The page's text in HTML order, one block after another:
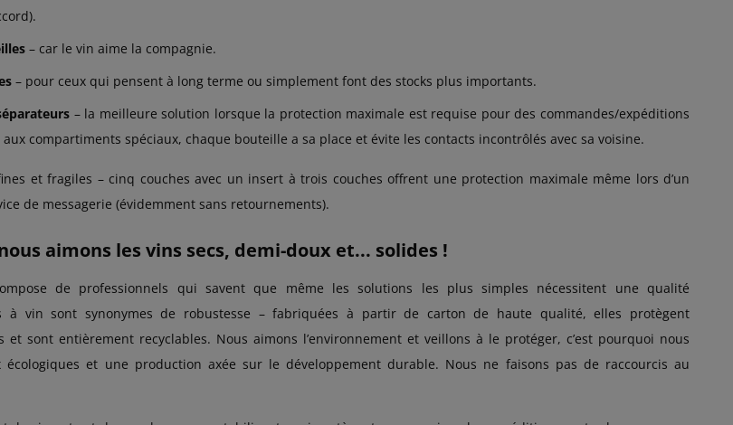
– car le vin aime la compagnie.
– pour ceux qui pensent à long terme ou simplement font des stocks plus importants.
– la meilleure solution lorsque la protection maximale est requise pour des commandes/expéditions
compartiments spéciaux, chaque bouteille a sa place et évite les contacts incontrôlés avec sa voisine.
et fragiles – cinq couches avec un insert à trois couches offrent une protection maximale même lors d’un
de messagerie (évidemment sans retournements).
aimons les vins secs, demi-doux et... solides !
de professionnels qui savent que même les solutions les plus simples nécessitent une qualité
à vin sont synonymes de robustesse – fabriquées à partir de carton de haute qualité, elles protègent
et sont entièrement recyclables. Nous aimons l’environnement et veillons à le protéger, c’est pourquoi nous
écologiques et une production axée sur le développement durable. Nous ne faisons pas de raccourcis au